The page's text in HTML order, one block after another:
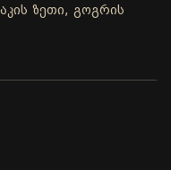
ზეთი, გოგრის